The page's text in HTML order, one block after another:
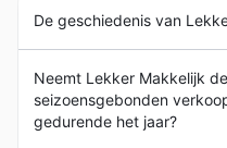
De geschiedenis van
geleden voor het eerst
daaropvolgende jaren
kunnen uitbreiden in de
Neemt Lekker Makkelijk
seizoensgebonden
gedurende het jaar?